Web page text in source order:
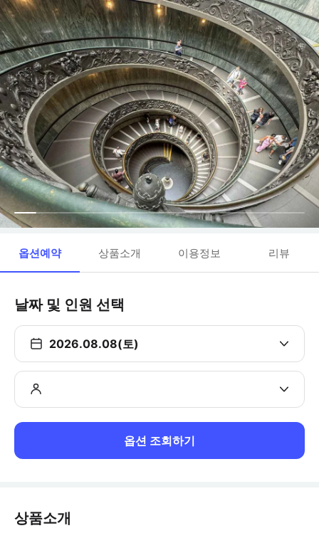
옵션예약 상품소개 이용정보 리뷰
날짜 및 인원 선택
2026.08.08(토)
옵션 조회하기
상품소개